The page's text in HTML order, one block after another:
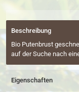
Beschreibung
Bio Putenbrust
auf der Suche nach
Eigenschaften